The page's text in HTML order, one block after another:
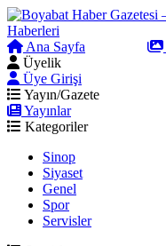
Ana Sayfa
Üyelik
Üye Girişi
Yayın/Gazete
Yayınlar
Kategoriler
Sinop
Siyaset
Genel
Spor
Servisler